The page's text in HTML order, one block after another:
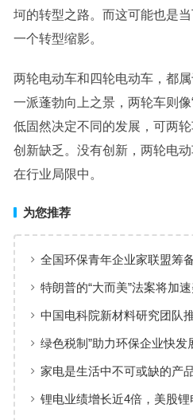
坷的转型之路。而这可能也是
一个转型缩影。
两轮电动车和四轮电动车，都
一派蓬勃向上之景，两轮车则
低固然决定不同的发展，可两
创新缺乏。没有创新，两轮电
在行业局限中。
为您推荐
全国环保青年企业家联盟筹
共促产业创新
特朗普的“大而美”法案将加
中国电科院新材料研究团队
绿色税制”助力环保企业快发
家电是生活中不可或缺的产
便吗？
锂电业绩增长近4倍，美股